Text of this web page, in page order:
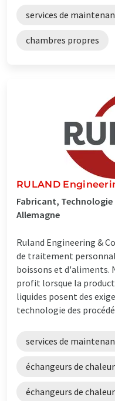
services de
chambres propres
RULAND
Fabricant,
Allemagne
Ruland Engineering &
de traitement
boissons et d'aliments.
profit lorsque la
liquides posent des
technologie des
services de
échangeurs de chaleur
échangeurs de